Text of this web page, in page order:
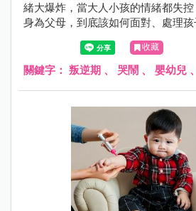
緒大爆炸，當大人小孩的情緒都失
身為父母，到底該如何面對、處理孩
整理了7步驟，爸媽們可以試試看。
收藏
關鍵字： 叛逆期 、 哭鬧 、 嬰幼兒 、